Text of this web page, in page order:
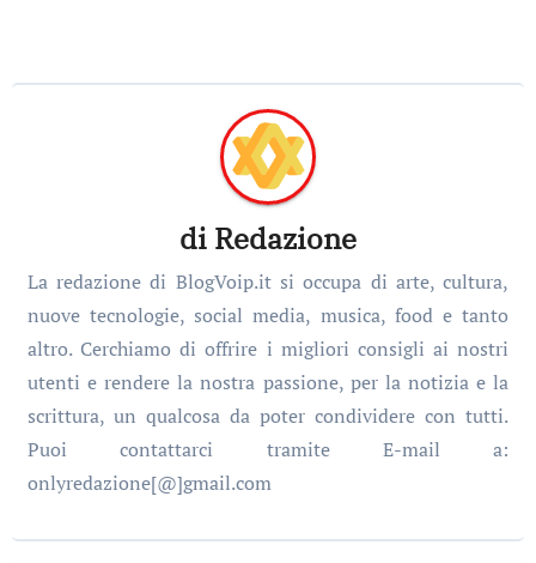
di Redazione
La redazione di BlogVoip.it si occupa di arte, cultura,
nuove tecnologie, social media, musica, food e tanto
altro. Cerchiamo di offrire i migliori consigli ai nostri
utenti e rendere la nostra passione, per la notizia e la
scrittura, un qualcosa da poter condividere con tutti.
Puoi contattarci tramite E-mail a:
onlyredazione[@]gmail.com